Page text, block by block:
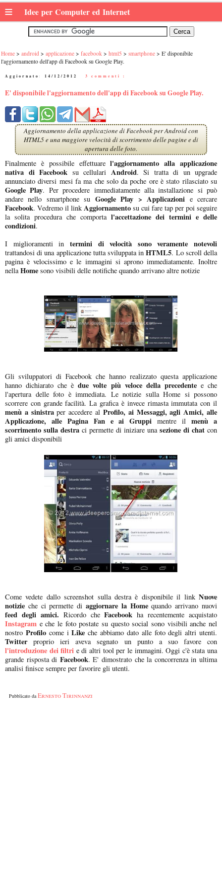
≡ Idee per Computer ed Internet
Home android applicazione facebook html5 smartphone
E' disponibile
l'aggiornamento dell'app di Facebook su Google Play.
Aggiornato: 14/12/2012 3 commenti :
E' disponibile l'aggiornamento dell'app di Facebook su Google Play.
Aggiornamento della applicazione di Facebook per Android con
HTML5 e una maggiore velocità di scorrimento delle pagine e di
apertura delle foto.
Finalmente è possibile effettuarel'aggiornamento alla applicazione
nativa di Facebook su cellulari Android. Si tratta di un upgrade
annunciato diversi mesi fa ma che solo da poche ore è stato rilasciato su
Google Play. Per procedere immediatamente alla installazione si può
andare nello smartphone su Google Play > Applicazioni e cercare
Facebook. Vedremo il link Aggiornamento su cui fare tap per poi seguire
la solita procedura che comporta l'accettazione dei termini e delle
condizioni.
I miglioramenti in termini di velocità sono veramente notevoli
trattandosi di una applicazione tutta sviluppata in HTML5. Lo scroll della
pagina è velocissimo e le immagini si aprono immediatamente. Inoltre
nellaHome sono visibili delle notifiche quando arrivano altre notizie
Gli sviluppatori di Facebook che hanno realizzato questa applicazione
hanno dichiarato che èdue volte più veloce della precedentee che
l'apertura delle foto è immediata. Le notizie sulla Home si possono
scorrere con grande facilità. La grafica è invece rimasta immutata con il
menù a sinistraper accedere al Profilo, ai Messaggi, agli Amici, alle
Applicazione, alle Pagina Fan e ai Gruppi mentre ilmenù a
scorrimento sulla destra ci permette di iniziare unasezione di chat con
gli amici disponibili
Come vedete dallo screenshot sulla destra è disponibile il link Nuove
notizie che ci permette di aggiornare la Homequando arrivano nuovi
feed degli amici. Ricordo cheFacebook ha recentemente acquistato
Instagram e che le foto postate su questo social sono visibili anche nel
nostro Profilocome iLike che abbiamo dato alle foto degli altri utenti.
Twitterproprio ieri aveva segnato un punto a suo favore con
l'introduzione dei filtri e di altri tool per le immagini. Oggi c'è stata una
grande risposta di Facebook. E' dimostrato che la concorrenza in ultima
analisi finisce sempre per favorire gli utenti.
Pubblicato daErnesto Tirinnanzi